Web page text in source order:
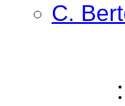
C.